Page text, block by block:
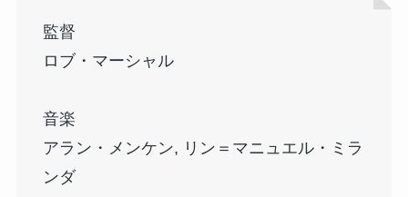
監督
ロブ・マーシャル
音楽
アラン・メンケン, リン＝マニュエル・ミラ
ンダ